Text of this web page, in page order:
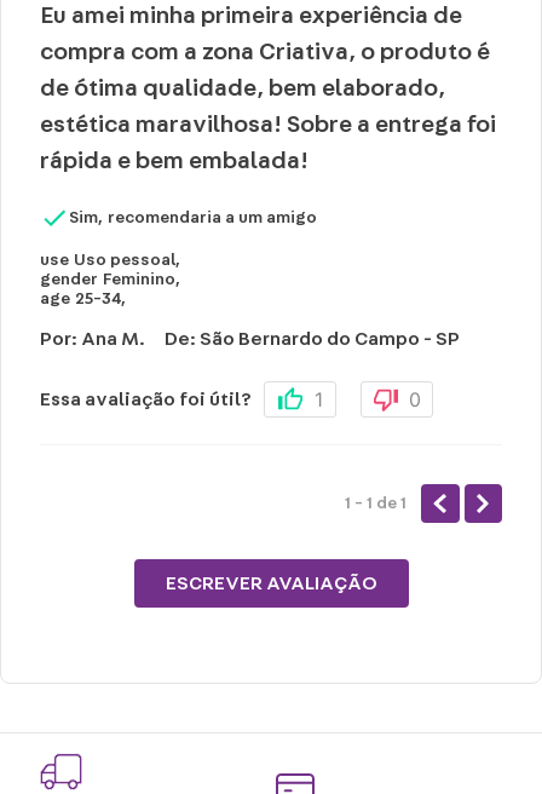
Eu amei minha primeira experiência de
compra com a zona Criativa, o produto é
de ótima qualidade, bem elaborado,
estética maravilhosa! Sobre a entrega foi
rápida e bem embalada!
Sim, recomendaria a um amigo
use Uso pessoal,
gender Feminino,
age 25-34,
Por: Ana M. De: São Bernardo do Campo - SP
Essa avaliação foi útil? 1 0
1 - 1 de 1
ESCREVER AVALIAÇÃO